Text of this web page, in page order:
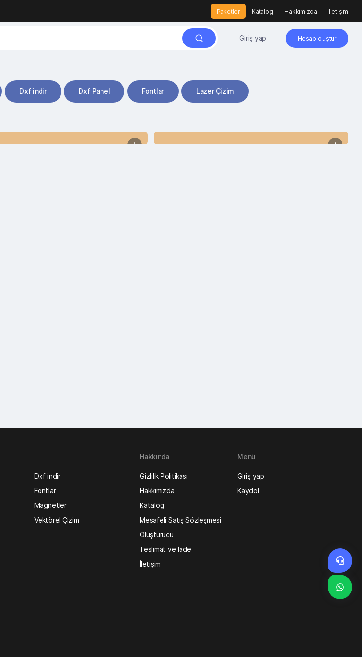
Paketler Katalog Hakkımızda İletişim
Giriş yap Hesap oluştur
Dxf indir Dxf Panel Fontlar Lazer Çizim
Dxf indir
Fontlar
Magnetler
Vektörel Çizim
Hakkında
Gizlilik Politikası
Hakkımızda
Katalog
Mesafeli Satış Sözleşmesi
Oluşturucu
Teslimat ve İade
İletişim
Menü
Giriş yap
Kaydol